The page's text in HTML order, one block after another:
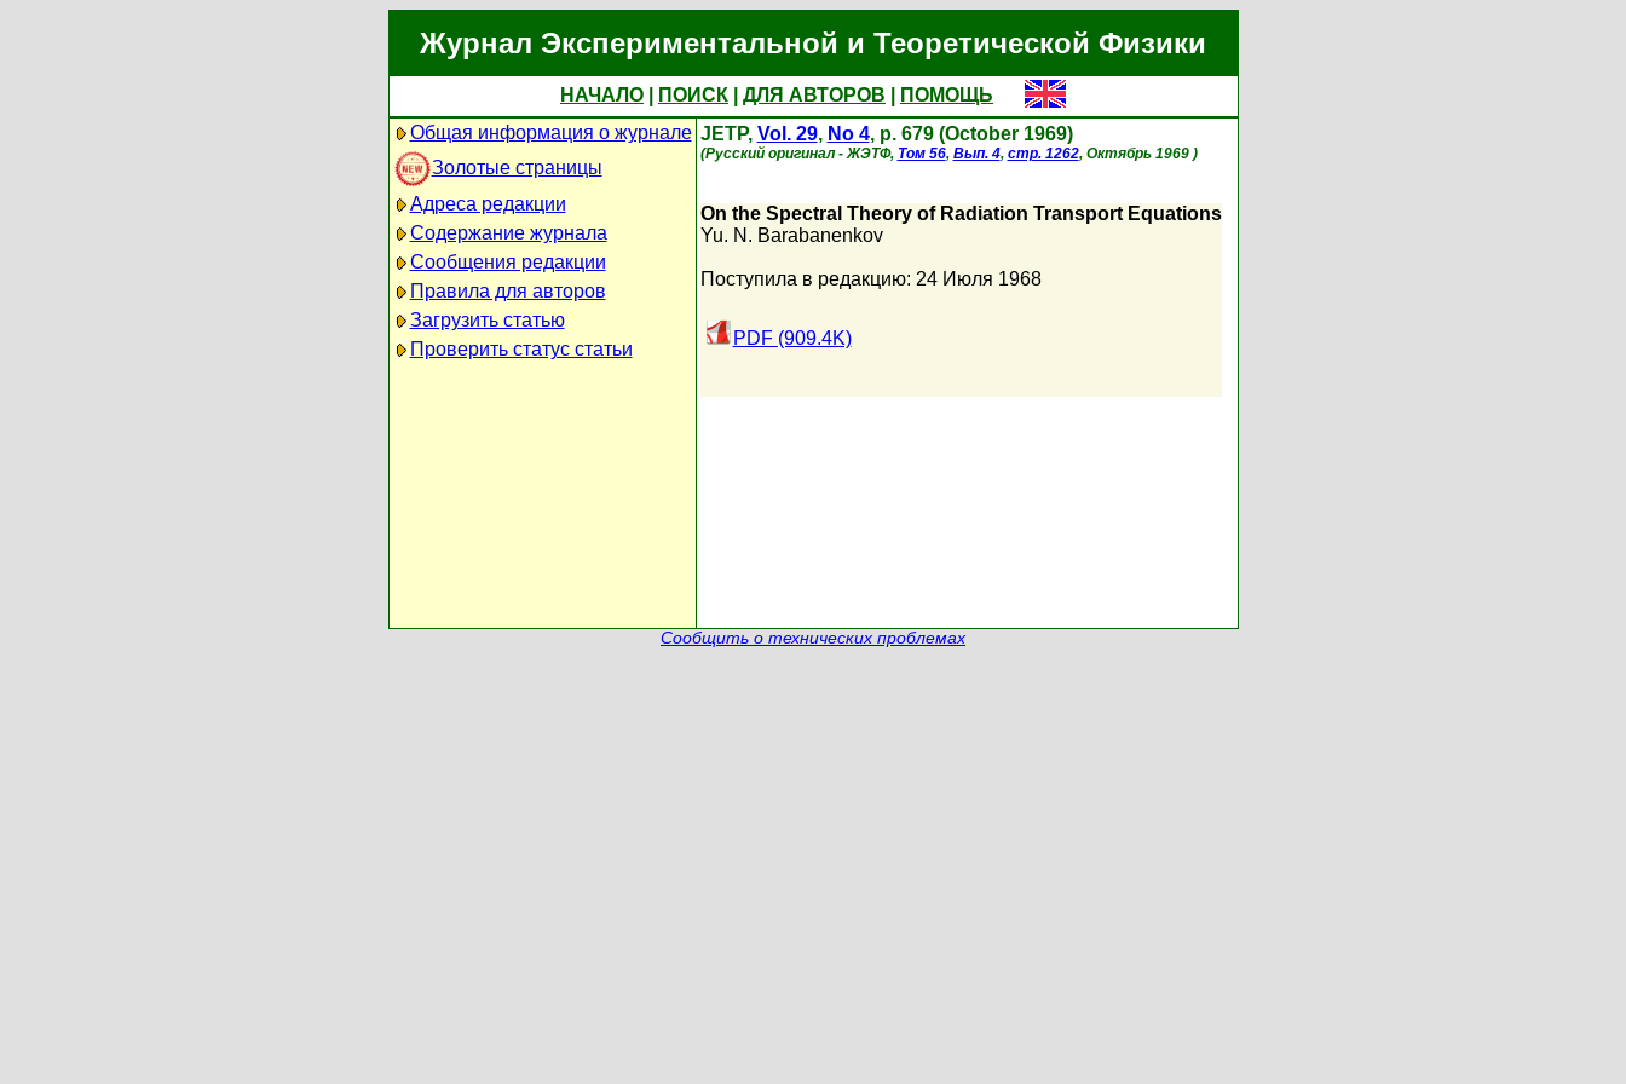
Журнал Экспериментальной и Теоретической Физики
НАЧАЛО ПОИСК ДЛЯ АВТОРОВ
ПОМОЩЬ
Общая информация о журнале
Золотые страницы
Адреса редакции
Содержание журнала
Сообщения редакции
Правила для авторов
Загрузить статью
Проверить статус статьи
JETP, Vol. 29, No 4, p. 679 (October 1969)
(Русский оригинал - ЖЭТФ, Том 56, Вып. 4, стр. 1262, Октябрь 1969 )
On the Spectral Theory of Radiation Transport Equations
Yu. N. Barabanenkov
Поступила в редакцию: 24 Июля 1968
PDF (909.4K)
Сообщить о технических проблемах